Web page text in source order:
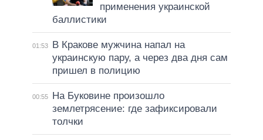
применения украинской
баллистики
01:53
В Кракове мужчина напал на
украинскую пару, а через два дня сам
пришел в полицию
00:55
На Буковине произошло
землетрясение: где зафиксировали
толчки